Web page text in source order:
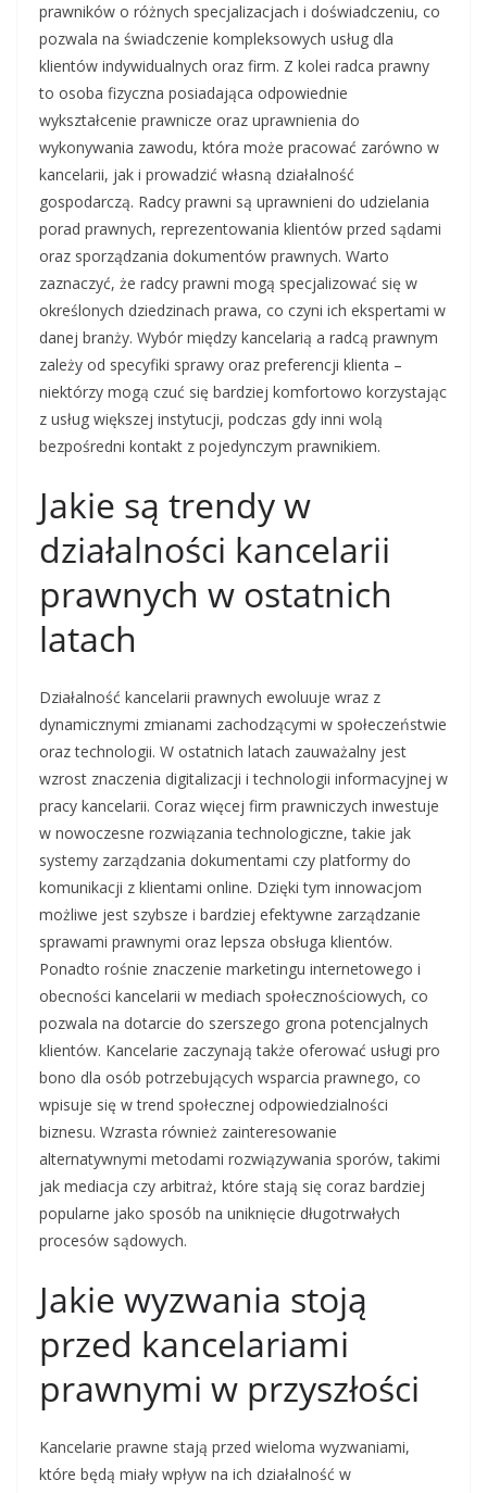
prawników o różnych specjalizacjach i doświadczeniu, co
pozwala na świadczenie kompleksowych usług dla
klientów indywidualnych oraz firm. Z kolei radca prawny
to osoba fizyczna posiadająca odpowiednie
wykształcenie prawnicze oraz uprawnienia do
wykonywania zawodu, która może pracować zarówno w
kancelarii, jak i prowadzić własną działalność
gospodarczą. Radcy prawni są uprawnieni do udzielania
porad prawnych, reprezentowania klientów przed sądami
oraz sporządzania dokumentów prawnych. Warto
zaznaczyć, że radcy prawni mogą specjalizować się w
określonych dziedzinach prawa, co czyni ich ekspertami w
danej branży. Wybór między kancelarią a radcą prawnym
zależy od specyfiki sprawy oraz preferencji klienta –
niektórzy mogą czuć się bardziej komfortowo korzystając
z usług większej instytucji, podczas gdy inni wolą
bezpośredni kontakt z pojedynczym prawnikiem.
Jakie są trendy w
działalności kancelarii
prawnych w ostatnich
latach
Działalność kancelarii prawnych ewoluuje wraz z
dynamicznymi zmianami zachodzącymi w społeczeństwie
oraz technologii. W ostatnich latach zauważalny jest
wzrost znaczenia digitalizacji i technologii informacyjnej w
pracy kancelarii. Coraz więcej firm prawniczych inwestuje
w nowoczesne rozwiązania technologiczne, takie jak
systemy zarządzania dokumentami czy platformy do
komunikacji z klientami online. Dzięki tym innowacjom
możliwe jest szybsze i bardziej efektywne zarządzanie
sprawami prawnymi oraz lepsza obsługa klientów.
Ponadto rośnie znaczenie marketingu internetowego i
obecności kancelarii w mediach społecznościowych, co
pozwala na dotarcie do szerszego grona potencjalnych
klientów. Kancelarie zaczynają także oferować usługi pro
bono dla osób potrzebujących wsparcia prawnego, co
wpisuje się w trend społecznej odpowiedzialności
biznesu. Wzrasta również zainteresowanie
alternatywnymi metodami rozwiązywania sporów, takimi
jak mediacja czy arbitraż, które stają się coraz bardziej
popularne jako sposób na uniknięcie długotrwałych
procesów sądowych.
Jakie wyzwania stoją
przed kancelariami
prawnymi w przyszłości
Kancelarie prawne stają przed wieloma wyzwaniami,
które będą miały wpływ na ich działalność w